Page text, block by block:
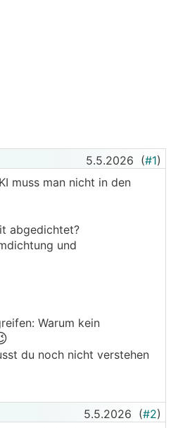
5.5.2026 (#1)
muss man nicht in den
abgedichtet?
und
Warum kein
du noch nicht verstehen
5.5.2026 (#2)